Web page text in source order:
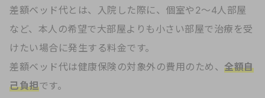
差額ベッド代とは、入院した際に、個室や2〜4人部屋
など、本人の希望で大部屋よりも小さい部屋で治療を受
けたい場合に発生する料金です。
差額ベッド代は健康保険の対象外の費用のため、 全額自
己負担です。